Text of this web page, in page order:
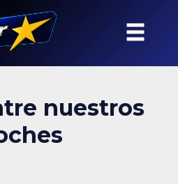
nuestros